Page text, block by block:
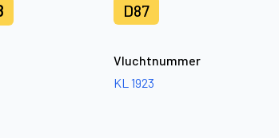
D87
Vluchtnummer
KL 1923